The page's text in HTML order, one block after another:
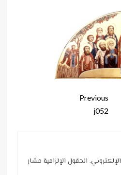
Previous
j052
الحقول الإلزامية مشار